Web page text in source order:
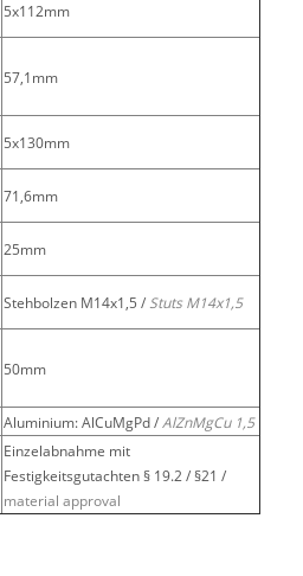
5x112mm
57,1mm
5x130mm
71,6mm
25mm
Stehbolzen M14x1,5 / Stuts M14x1,5
50mm
Aluminium: AlCuMgPd /AlZnMgCu 1,5
Einzelabnahme mit
Festigkeitsgutachten § 19.2 / §21 /
material approval